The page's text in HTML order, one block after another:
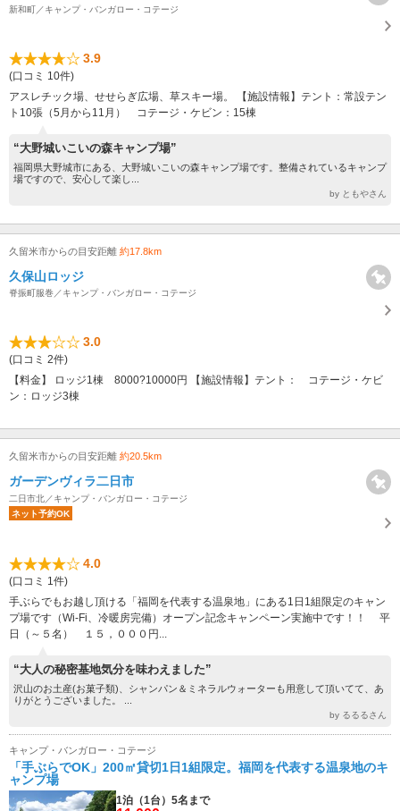
新和町／キャンプ・バンガロー・コテージ
3.9
(口コミ 10件)
アスレチック場、せせらぎ広場、草スキー場。 【施設情報】テント：常設テン
ト10張（5月から11月） コテージ・ケビン：15棟
“大野城いこいの森キャンプ場”
福岡県大野城市にある、大野城いこいの森キャンプ場です。整備されているキャンプ
場ですので、安心して楽し...
by ともやさん
久留米市からの目安距離 約17.8km
久保山ロッジ
脊振町服巻／キャンプ・バンガロー・コテージ
3.0
(口コミ 2件)
【料金】 ロッジ1棟 8000?10000円 【施設情報】テント： コテージ・ケビ
ン：ロッジ3棟
久留米市からの目安距離 約20.5km
ガーデンヴィラ二日市
二日市北／キャンプ・バンガロー・コテージ
ネット予約OK
4.0
(口コミ 1件)
手ぶらでもお越し頂ける「福岡を代表する温泉地」にある1日1組限定のキャン
プ場です（Wi-Fi、冷暖房完備）オープン記念キャンペーン実施中です！！ 平
日（～５名） １５，０００円...
“大人の秘密基地気分を味わえました”
沢山のお土産(お菓子類)、シャンパン＆ミネラルウォーターも用意して頂いてて、あ
りがとうございました。 ...
by るるるさん
キャンプ・バンガロー・コテージ
「手ぶらでOK」200㎡貸切1日1組限定。福岡を代表する温泉地のキ
ャンプ場
1泊（1台）5名まで